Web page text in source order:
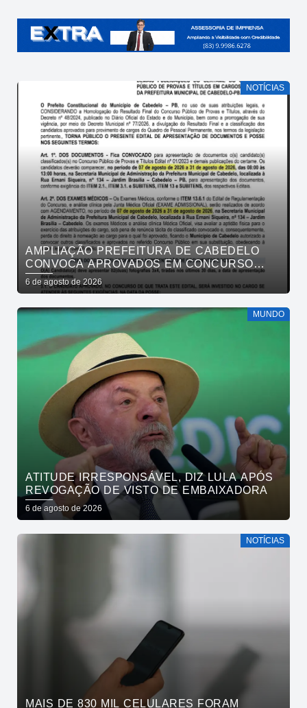
NOTÍCIAS
AMPLIAÇÃO PREFEITURA DE CABEDELO
CONVOCA APROVADOS EM CONCURSO
PÚBLICO DA SAÚDE PARA APRESENTAÇÃO
DE DOCUMENTOS
6 de agosto de 2026
MUNDO
ATITUDE IRRESPONSÁVEL, DIZ LULA APÓS
REVOGAÇÃO DE VISTO DE EMBAIXADORA
6 de agosto de 2026
NOTÍCIAS
MAIS DE 830 MIL CELULARES FORAM